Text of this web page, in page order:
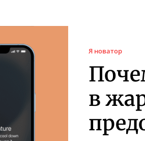
Я новатор
в